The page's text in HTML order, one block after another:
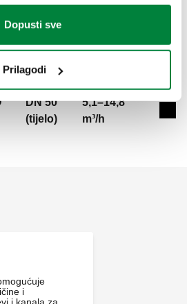
Dopusti sve
Prilagodi
o tlaku. S priključcima za
G 2" A (ISO 228-1) M.
bar. Raspon temperature
postotak glikola: 50
DN 50
(tijelo)
5,1–14,8
m³/h
i